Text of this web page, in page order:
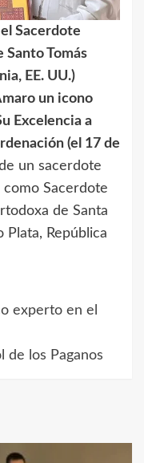
Sacerdote
Santo Tomás
EE. UU.)
un icono
Excelencia a
(el 17 de
un sacerdote
Sacerdote
de Santa
Plata, República
experto en el
de los Paganos